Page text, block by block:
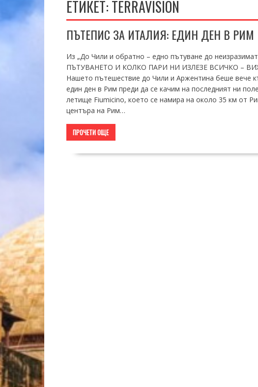
ЕТИКЕТ:TERRAVISION
ПЪТЕПИС ЗА ИТАЛИЯ: ЕДИН ДЕН В РИМ
Из „До Чили и обратно – едно пътуване до
ПЪТУВАНЕТО И КОЛКО ПАРИ НИ ИЗЛЕЗЕ ВСИЧКО –
Нашето пътешествие до Чили и Аржентина беше вече
един ден в Рим преди да се качим на последният ни
летище Fiumicino, което се намира на около 35 км от
центъра на Рим…
ПРОЧЕТИ ОЩЕ